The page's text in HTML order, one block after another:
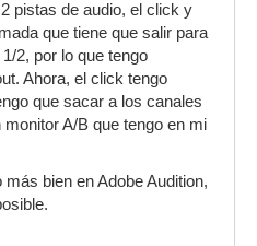
pistas de audio, el click y
que tiene que salir para
2, por lo que tengo
Ahora, el click tengo
que sacar a los canales
A/B que tengo en mi
bien en Adobe Audition,